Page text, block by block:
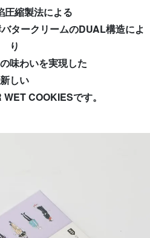
圧縮製法による
タークリームのDUAL構造によ
り
味わいを実現した
新しい
COOKIESです。